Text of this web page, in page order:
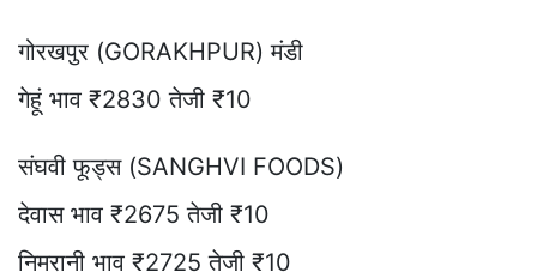
गोरखपुर (GORAKHPUR) मंडी
गेहूं भाव ₹2830 तेजी ₹10
संघवी फूड्स (SANGHVI FOODS)
देवास भाव ₹2675 तेजी ₹10
निमरानी भाव ₹2725 तेजी ₹10